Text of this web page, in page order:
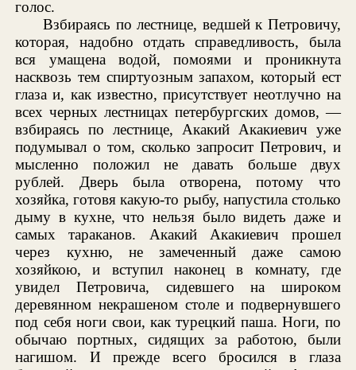
голос.
Взбираясь по лестнице, ведшей к Петровичу,
которая, надобно отдать справедливость, была
вся умащена водой, помоями и проникнута
насквозь тем спиртуозным запахом, который ест
глаза и, как известно, присутствует неотлучно на
всех черных лестницах петербургских домов, —
взбираясь по лестнице, Акакий Акакиевич уже
подумывал о том, сколько запросит Петрович, и
мысленно положил не давать больше двух
рублей. Дверь была отворена, потому что
хозяйка, готовя какую-то рыбу, напустила столько
дыму в кухне, что нельзя было видеть даже и
самых тараканов. Акакий Акакиевич прошел
через кухню, не замеченный даже самою
хозяйкою, и вступил наконец в комнату, где
увидел Петровича, сидевшего на широком
деревянном некрашеном столе и подвернувшего
под себя ноги свои, как турецкий паша. Ноги, по
обычаю портных, сидящих за работою, были
нагишом. И прежде всего бросился в глаза